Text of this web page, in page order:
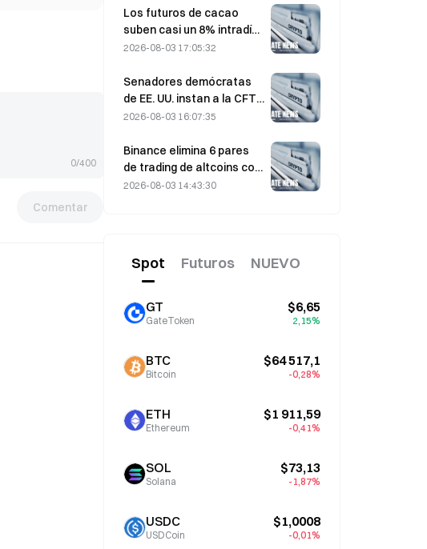
0/400
Comentar
Los futuros de cacao
suben casi un 8% intradía
el pasado viernes,
participantes del mercado
2026-08-03 17:05:32
Senadores demócratas
de EE. UU. instan a la CFTC
a restringir los productos
incendios forestales ante
una temporada récord de
incendios
2026-08-03 16:07:35
Binance elimina 6 pares
de trading de altcoins con
efecto el 17 de agosto de
2026-08-03 14:43:30
Spot Futuros NUEVO
GT
GateToken
$6,65
2,15%
BTC
Bitcoin
$64 517,1
-0,28%
ETH
Ethereum
$1 911,59
-0,41%
SOL
Solana
$73,13
-1,87%
USDC
USDCoin
$1,0008
-0,01%